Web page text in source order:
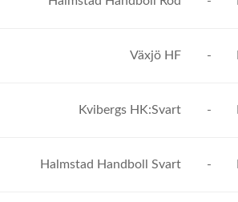
Växjö HF -
Kvibergs HK:Svart -
Halmstad Handboll Svart -